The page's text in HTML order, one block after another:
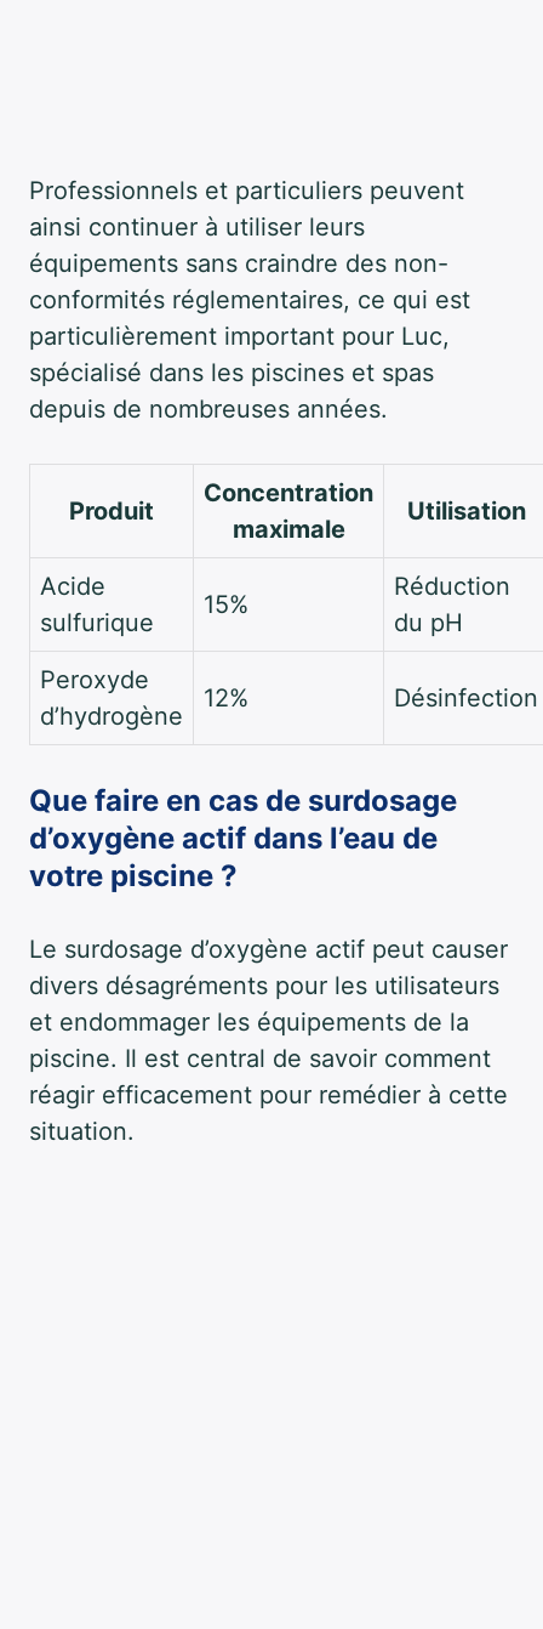
Professionnels et particuliers peuvent
ainsi continuer à utiliser leurs
équipements sans craindre des non-
conformités réglementaires, ce qui est
particulièrement important pour Luc,
spécialisé dans les piscines et spas
depuis de nombreuses années.
Produit
Concentration
maximale
Utilisation
Acide
sulfurique
15%
Réduction
du pH
Peroxyde
d’hydrogène
12% Désinfection
Que faire en cas de surdosage
d’oxygène actif dans l’eau de
votre piscine ?
Le surdosage d’oxygène actif peut causer
divers désagréments pour les utilisateurs
et endommager les équipements de la
piscine. Il est central de savoir comment
réagir efficacement pour remédier à cette
situation.